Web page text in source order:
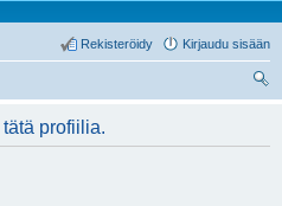
Kirjaudu sisään
Rekisteröidy
profiilia.